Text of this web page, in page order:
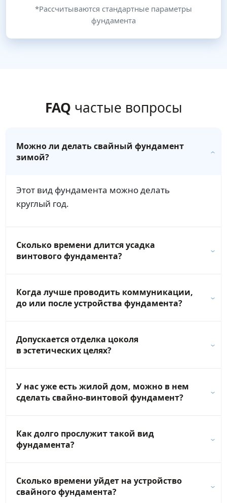
*Рассчитываются стандартные параметры
фундамента
FAQ частые вопросы
Можно ли делать свайный фундамент
зимой?
Этот вид фундамента можно делать
круглый год.
Сколько времени длится усадка
винтового фундамента?
Когда лучше проводить коммуникации,
до или после устройства фундамента?
Допускается отделка цоколя
в эстетических целях?
У нас уже есть жилой дом, можно в нем
сделать свайно-винтовой фундамент?
Как долго прослужит такой вид
фундамента?
Сколько времени уйдет на устройство
свайного фундамента?